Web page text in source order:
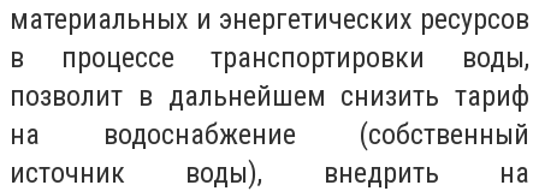
материальных и энергетических ресурсов
в процессе транспортировки воды,
позволит в дальнейшем снизить тариф
на водоснабжение (собственный
источник воды), внедрить на